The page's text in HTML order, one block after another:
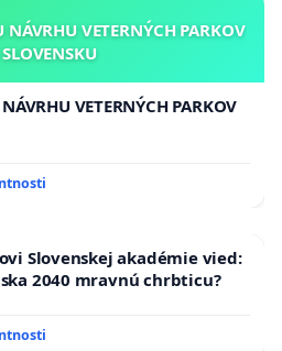
NÁVRHU VETERNÝCH PARKOV
VETERNÝCH PARKOV
Slovenskej akadémie vied:
2040 mravnú chrbticu?